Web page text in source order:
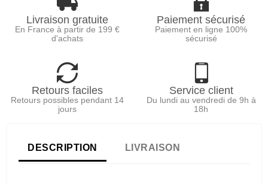
Livraison gratuite
En France à partir de 199 €
d'achats
Paiement sécurisé
Paiement en ligne 100%
sécurisé
Retours faciles
Retours possibles pendant 14
jours
Service client
Du lundi au vendredi de 9h à
18h
DESCRIPTION LIVRAISON